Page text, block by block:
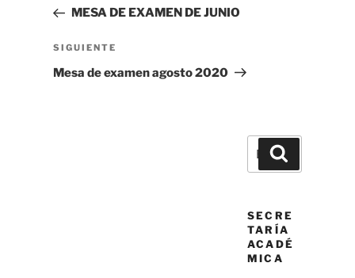
entradas
anterior
MESA DE EXAMEN DE JUNIO
Siguiente
entrada
SIGUIENTE
Mesa de examen agosto 2020
Buscar
por:
SECRE
TARÍA
ACADÉ
MICA